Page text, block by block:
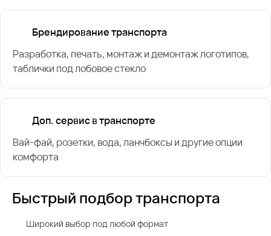
Брендирование транспорта
Разработка, печать, монтаж и демонтаж логотипов,
таблички под лобовое стекло
Доп. сервис в транспорте
Вай-фай, розетки, вода, ланчбоксы и другие опции
комфорта
Быстрый подбор транспорта
Широкий выбор под любой формат